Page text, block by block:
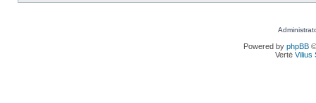
Powered by phpBB
Vertė Vilius